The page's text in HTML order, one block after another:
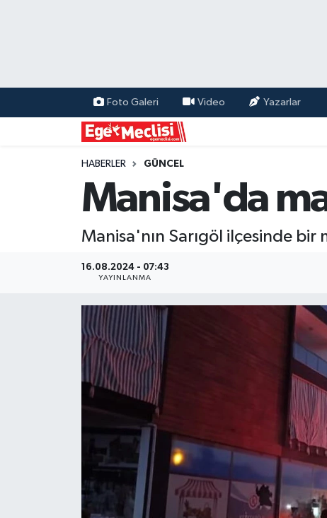
Foto Galeri Video Yazarlar
HABERLER GÜNCEL
Manisa'da
Manisa'nın Sarıgöl ilçesinde
16.08.2024 - 07:43
YAYINLANMA
EKONOMİ
GÜNCEL
ÖZEL HABER
POLİTİKA
Programlar